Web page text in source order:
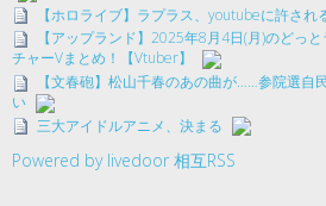
【ホロライブ】ラプラス、youtubeに許され
【アップランド】2025年8月4日(月)のどっ
チャーVまとめ！【Vtuber】
【文春砲】松山千春のあの曲が……参院選自
い
三大アイドルアニメ、決まる
Powered by livedoor 相互RSS